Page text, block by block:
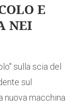
E
NEI
sulla scia del
sul
nuova macchina